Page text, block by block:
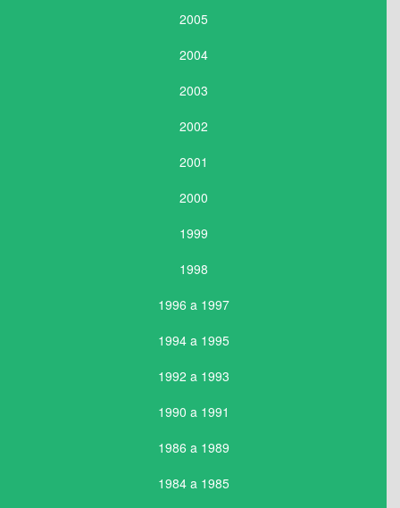
2005
2004
2003
2002
2001
2000
1999
1998
1996 a 1997
1994 a 1995
1992 a 1993
1990 a 1991
1986 a 1989
1984 a 1985